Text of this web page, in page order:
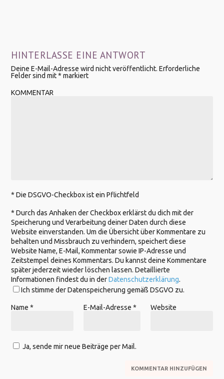
HINTERLASSE EINE ANTWORT
Deine E-Mail-Adresse wird nicht veröffentlicht. Erforderliche
Felder sind mit* markiert
KOMMENTAR
* Die DSGVO-Checkbox ist ein Pflichtfeld
* Durch das Anhaken der Checkbox erklärst du dich mit der
Speicherung und Verarbeitung deiner Daten durch diese
Website einverstanden. Um die Übersicht über Kommentare zu
behalten und Missbrauch zu verhindern, speichert diese
Website Name, E-Mail, Kommentar sowie IP-Adresse und
Zeitstempel deines Kommentars. Du kannst deine Kommentare
später jederzeit wieder löschen lassen. Detaillierte
Informationen findest du in derDatenschutzerklärung.
Ich stimme der Datenspeicherung gemäß DSGVO zu.
Name* E-Mail-Adresse * Website
Ja, sende mir neue Beiträge per Mail.